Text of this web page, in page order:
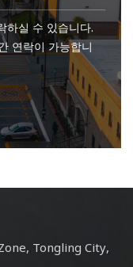
하실 수 있습니다.
연락이 가능합니
Tongling City,